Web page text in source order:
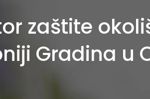
zaštite
Gradina u